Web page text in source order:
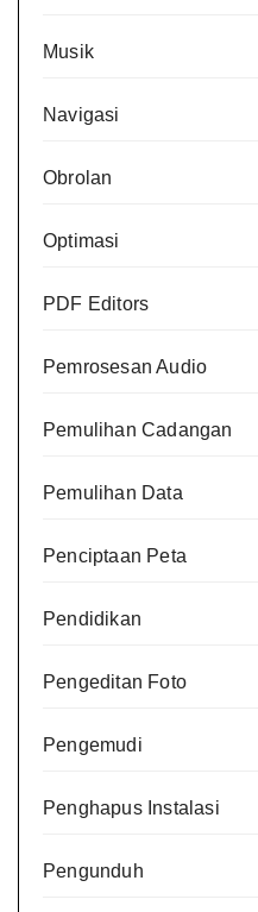
Musik
Navigasi
Obrolan
Optimasi
PDF Editors
Pemrosesan Audio
Pemulihan Cadangan
Pemulihan Data
Penciptaan Peta
Pendidikan
Pengeditan Foto
Pengemudi
Penghapus Instalasi
Pengunduh